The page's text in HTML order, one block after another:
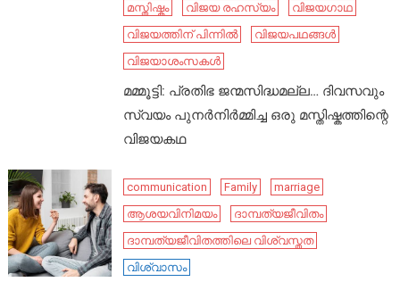
മസ്തിഷ്കം
വിജയ രഹസ്യം
വിജയഗാഥ
വിജയത്തിന് പിന്നിൽ
വിജയപഥങ്ങൾ
വിജയാശംസകൾ
മമ്മൂട്ടി: പ്രതിഭ ജന്മസിദ്ധമല്ല… ദിവസവും
സ്വയം പുനർനിർമ്മിച്ച ഒരു മസ്തിഷ്കത്തിന്റെ
വിജയകഥ
communication Family
marriage
ആശയവിനിമയം
ദാമ്പത്യജീവിതം
ദാമ്പത്യജീവിതത്തിലെ വിശ്വസ്തത
വിശ്വാസം